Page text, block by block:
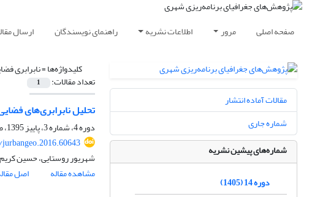
صفحه اصلی مرور اطلاعات نشریه راهنمای نویسندگان ارسال
کلیدواژه‌ها =نابرابری
تعداد مقالات: 1
تحلیل نابرابری‌های
دوره 4، شماره 3، پاییز 1395، صفحه
شهریور روستایی، حسین
مشاهده مقاله
اصل
مقالات آماده انتشار
شماره جاری
شماره‌های پیشین نشریه
دوره 14 (1405)